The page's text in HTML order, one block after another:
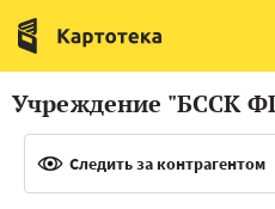
Италия
Люксембург
Нидерланды
Учреждение "БССК
Следить за контрагентом